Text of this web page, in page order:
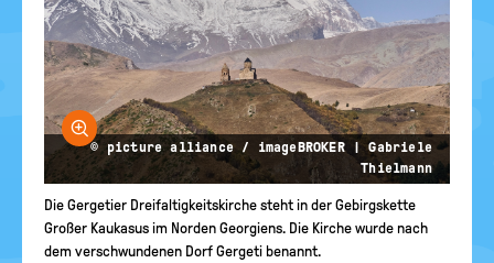
Bild vergrößern
© picture alliance / imageBROKER | Gabriele
Thielmann
Die Gergetier Dreifaltigkeitskirche steht in der Gebirgskette
Großer Kaukasus im Norden Georgiens. Die Kirche wurde nach
dem verschwundenen Dorf Gergeti benannt.